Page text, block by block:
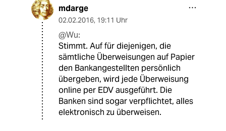
mdarge
02.02.2016, 19:11 Uhr
@Wu:
Stimmt. Auf für diejenigen, die
sämtliche Überweisungen auf Papier
den Bankangestellten persönlich
übergeben, wird jede Überweisung
online per EDV ausgeführt. Die
Banken sind sogar verpflichtet, alles
elektronisch zu überweisen.